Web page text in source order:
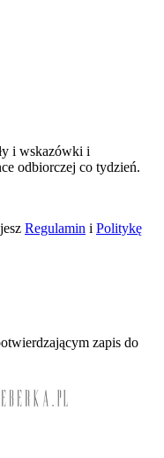
i wskazówki i
odbiorczej co tydzień.
Regulamin i Politykę
zapis do